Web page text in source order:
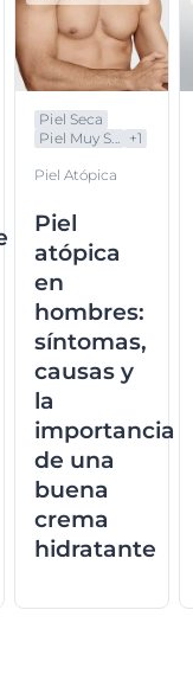
Piel Seca
Piel Muy S...
+1
Piel Atópica
Piel
atópica
en
hombres:
síntomas,
causas y
la
importancia
de una
buena
crema
hidratante